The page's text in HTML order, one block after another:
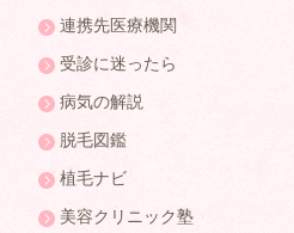
連携先医療機関
受診に迷ったら
病気の解説
脱毛図鑑
植毛ナビ
美容クリニック塾